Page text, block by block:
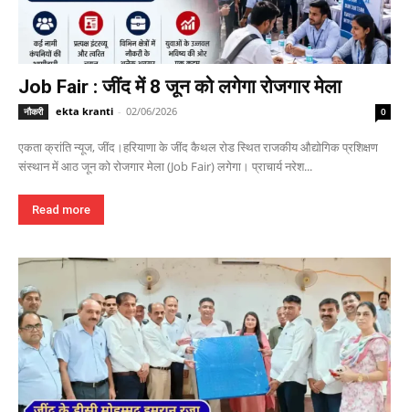
Job Fair : जींद में 8 जून को लगेगा रोजगार मेला
नौकरी ekta kranti - 02/06/2026 0
एकता क्रांति न्यूज, जींद।हरियाणा के जींद कैथल रोड स्थित राजकीय औद्योगिक प्रशिक्षण
संस्थान में आठ जून को रोजगार मेला (Job Fair) लगेगा। प्राचार्य नरेश...
Read more